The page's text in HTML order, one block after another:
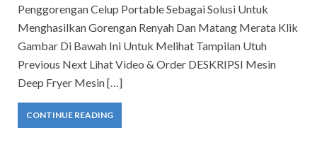
Penggorengan Celup Portable Sebagai Solusi Untuk
Menghasilkan Gorengan Renyah Dan Matang Merata Klik
Gambar Di Bawah Ini Untuk Melihat Tampilan Utuh
Previous Next Lihat Video & Order DESKRIPSI Mesin
Deep Fryer Mesin […]
CONTINUE READING